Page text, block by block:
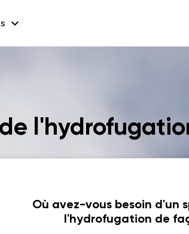
expand_more
Où avez-vous besoin d'un
l'hydrofugation de